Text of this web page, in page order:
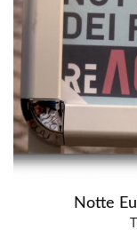
Notte